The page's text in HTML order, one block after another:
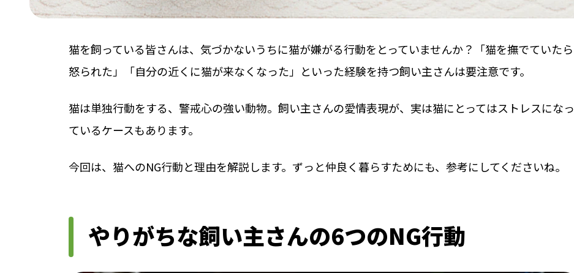
猫を飼っている皆さんは、気づかないうちに猫が嫌がる行動をとっていませんか？「猫を撫でていたら
怒られた」「自分の近くに猫が来なくなった」といった経験を持つ飼い主さんは要注意です。
猫は単独行動をする、警戒心の強い動物。飼い主さんの愛情表現が、実は猫にとってはストレスになっ
ているケースもあります。
今回は、猫へのNG行動と理由を解説します。ずっと仲良く暮らすためにも、参考にしてくださいね。
やりがちな飼い主さんの6つのNG行動